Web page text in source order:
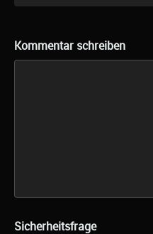
Kommentar schreiben
Sicherheitsfrage